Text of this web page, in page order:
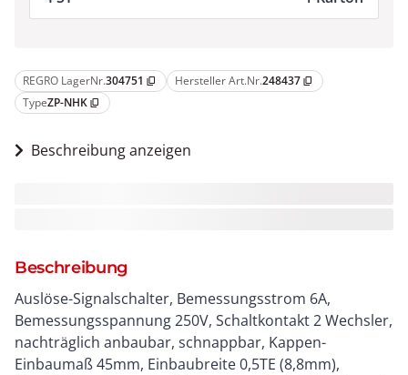
REGRO LagerNr.304751 content_copy Hersteller Art.Nr.248437 content_copy
TypeZP-NHK content_copy
Beschreibung anzeigen
Beschreibung
Auslöse-Signalschalter, Bemessungsstrom 6A,
Bemessungsspannung 250V, Schaltkontakt 2 Wechsler,
nachträglich anbaubar, schnappbar, Kappen-
Einbaumaß 45mm, Einbaubreite 0,5TE (8,8mm),